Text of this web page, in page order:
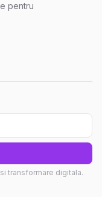
pentru
transformare digitala.